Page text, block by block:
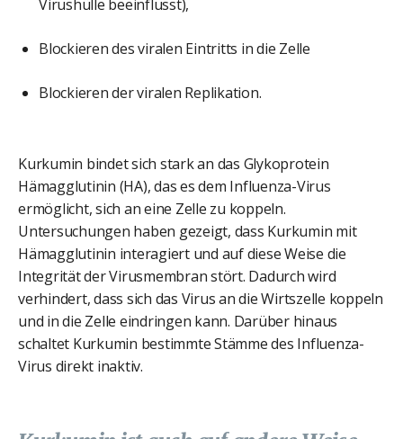
Virushülle beeinflusst),
Blockieren des viralen Eintritts in die Zelle
Blockieren der viralen Replikation.
Kurkumin bindet sich stark an das Glykoprotein
Hämagglutinin (HA), das es dem Influenza-Virus
ermöglicht, sich an eine Zelle zu koppeln.
Untersuchungen haben gezeigt, dass Kurkumin mit
Hämagglutinin interagiert und auf diese Weise die
Integrität der Virusmembran stört. Dadurch wird
verhindert, dass sich das Virus an die Wirtszelle koppeln
und in die Zelle eindringen kann. Darüber hinaus
schaltet Kurkumin bestimmte Stämme des Influenza-
Virus direkt inaktiv.